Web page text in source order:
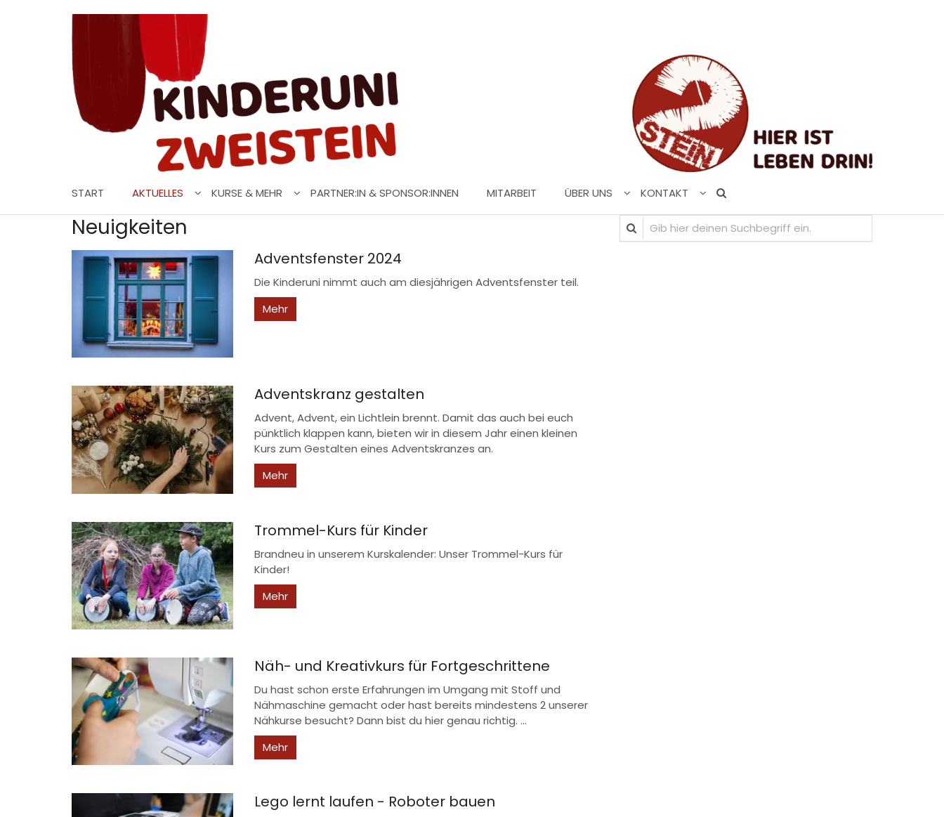
START AKTUELLES KURSE & MEHR PARTNER:IN & SPONSOR:INNEN MITARBEIT ÜBER UNS KONTAKT
Neuigkeiten
Adventsfenster 2024
Die Kinderuni nimmt auch am diesjährigen Adventsfenster teil.
Mehr
Adventskranz gestalten
Advent, Advent, ein Lichtlein brennt. Damit das auch bei euch
pünktlich klappen kann, bieten wir in diesem Jahr einen kleinen
Kurs zum Gestalten eines Adventskranzes an.
Mehr
Trommel-Kurs für Kinder
Brandneu in unserem Kurskalender: Unser Trommel-Kurs für
Kinder!
Mehr
Näh- und Kreativkurs für Fortgeschrittene
Du hast schon erste Erfahrungen im Umgang mit Stoff und
Nähmaschine gemacht oder hast bereits mindestens 2 unserer
Nähkurse besucht? Dann bist du hier genau richtig. ...
Mehr
Lego lernt laufen - Roboter bauen
Gib hier deinen Suchbegriff ein.